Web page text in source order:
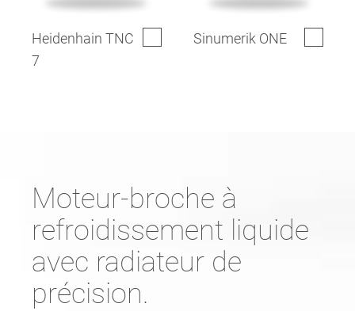
Heidenhain TNC
7
Sinumerik ONE
Moteur-broche à
refroidissement liquide
avec radiateur de
précision.